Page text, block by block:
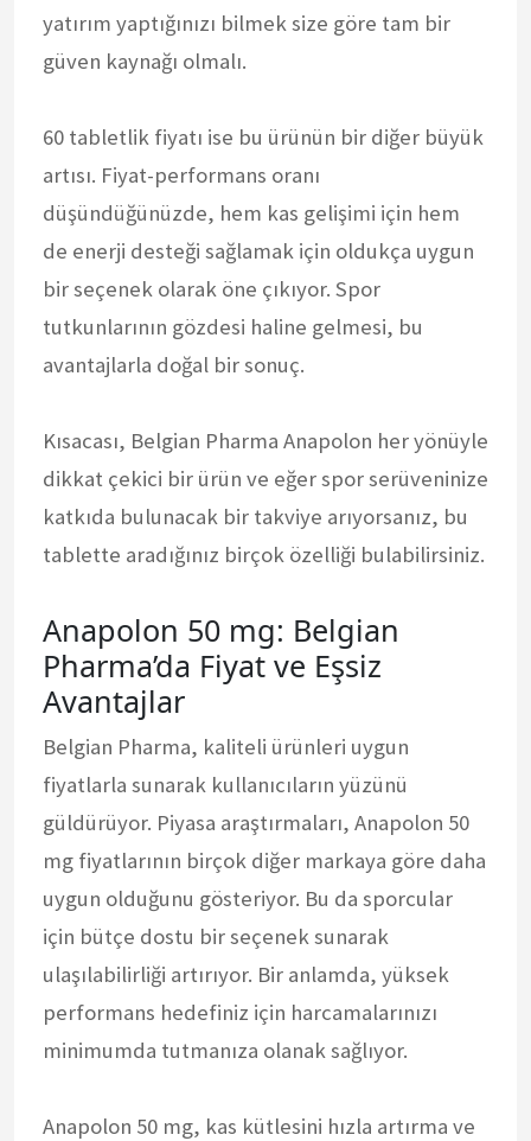
yatırım yaptığınızı bilmek size göre tam bir
güven kaynağı olmalı.
60 tabletlik fiyatı ise bu ürünün bir diğer büyük
artısı. Fiyat-performans oranı
düşündüğünüzde, hem kas gelişimi için hem
de enerji desteği sağlamak için oldukça uygun
bir seçenek olarak öne çıkıyor. Spor
tutkunlarının gözdesi haline gelmesi, bu
avantajlarla doğal bir sonuç.
Kısacası, Belgian Pharma Anapolon her yönüyle
dikkat çekici bir ürün ve eğer spor serüveninize
katkıda bulunacak bir takviye arıyorsanız, bu
tablette aradığınız birçok özelliği bulabilirsiniz.
Anapolon 50 mg: Belgian
Pharma’da Fiyat ve Eşsiz
Avantajlar
Belgian Pharma, kaliteli ürünleri uygun
fiyatlarla sunarak kullanıcıların yüzünü
güldürüyor. Piyasa araştırmaları, Anapolon 50
mg fiyatlarının birçok diğer markaya göre daha
uygun olduğunu gösteriyor. Bu da sporcular
için bütçe dostu bir seçenek sunarak
ulaşılabilirliği artırıyor. Bir anlamda, yüksek
performans hedefiniz için harcamalarınızı
minimumda tutmanıza olanak sağlıyor.
Anapolon 50 mg, kas kütlesini hızla artırma ve